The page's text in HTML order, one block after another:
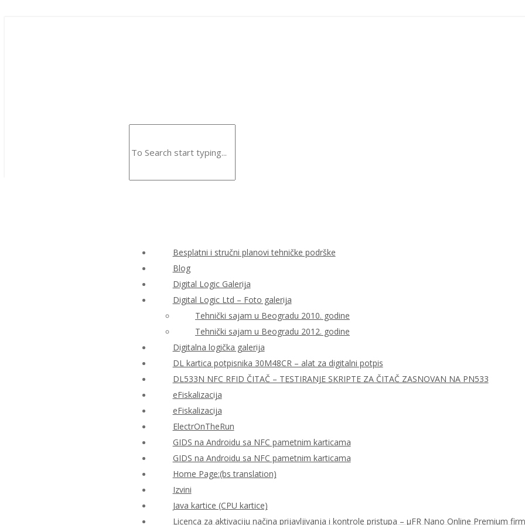
Besplatni i stručni planovi tehničke podrške
Blog
Digital Logic Galerija
Digital Logic Ltd – Foto galerija
Tehnički sajam u Beogradu 2010. godine
Tehnički sajam u Beogradu 2012. godine
Digitalna logička galerija
DL kartica potpisnika 30M48CR – alat za digitalni potpis
DL533N NFC RFID ČITAČ – TESTIRANJE SKRIPTE ZA ČITAČ ZASNOVAN NA PN533
eFiskalizacija
eFiskalizacija
ElectrOnTheRun
GIDS na Androidu sa NFC pametnim karticama
GIDS na Androidu sa NFC pametnim karticama
Home Page:(bs translation)
Izvini
Java kartice (CPU kartice)
Licenca za aktivaciju načina prijavljivanja i kontrole pristupa – μFR Nano Online Premium